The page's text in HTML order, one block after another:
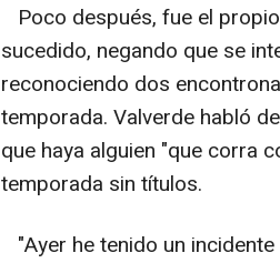
Poco después, fue el
sucedido, negando que se
reconociendo dos
temporada. Valverde habló
que haya alguien "que corra
temporada sin títulos.
"Ayer he tenido un